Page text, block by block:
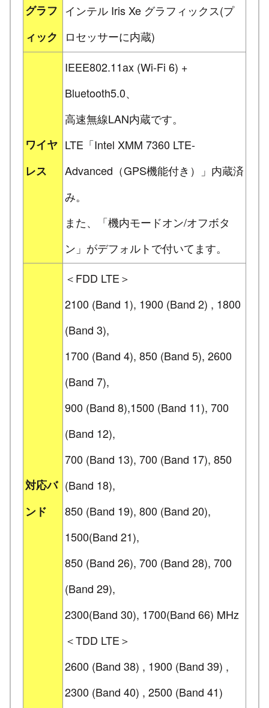
グラフ
ィック
インテル Iris Xe グラフィックス(プ
ロセッサーに内蔵)
ワイヤ
レス
IEEE802.11ax (Wi-Fi 6) +
Bluetooth5.0、
高速無線LAN内蔵です。
LTE「Intel XMM 7360 LTE-
Advanced（GPS機能付き）」内蔵済
み。
また、「機内モードオン/オフボタ
ン」がデフォルトで付いてます。
対応バ
ンド
＜FDD LTE＞
2100 (Band 1), 1900 (Band 2) , 1800
(Band 3),
1700 (Band 4), 850 (Band 5), 2600
(Band 7),
900 (Band 8),1500 (Band 11), 700
(Band 12),
700 (Band 13), 700 (Band 17), 850
(Band 18),
850 (Band 19), 800 (Band 20),
1500(Band 21),
850 (Band 26), 700 (Band 28), 700
(Band 29),
2300(Band 30), 1700(Band 66) MHz
＜TDD LTE＞
2600 (Band 38) , 1900 (Band 39) ,
2300 (Band 40) , 2500 (Band 41)